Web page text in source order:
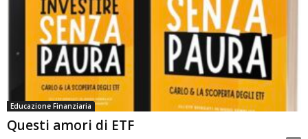
Educazione Finanziaria
Questi amori di ETF